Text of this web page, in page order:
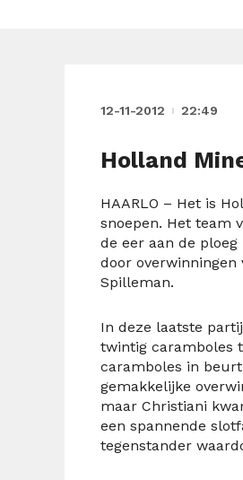
12-11-2012 22:49
Holland
HAARLO – Het is
snoepen. Het team
de eer aan de
door overwinningen
Spilleman.
In deze laatste
twintig caramboles
caramboles in
gemakkelijke
maar Christiani
een spannende
tegenstander